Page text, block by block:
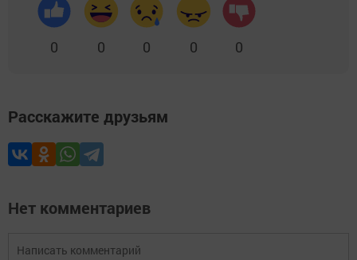
0 0 0 0 0
Расскажите друзьям
Нет комментариев